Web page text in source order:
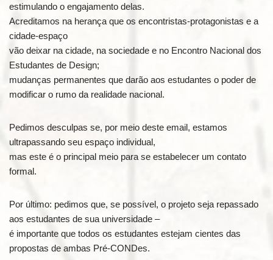
estimulando o engajamento delas.
Acreditamos na herança que os encontristas-protagonistas e a
cidade-espaço
vão deixar na cidade, na sociedade e no Encontro Nacional dos
Estudantes de Design;
mudanças permanentes que darão aos estudantes o poder de
modificar o rumo da realidade nacional.
Pedimos desculpas se, por meio deste email, estamos
ultrapassando seu espaço individual,
mas este é o principal meio para se estabelecer um contato
formal.
Por último: pedimos que, se possível, o projeto seja repassado
aos estudantes de sua universidade –
é importante que todos os estudantes estejam cientes das
propostas de ambas Pré-CONDes.